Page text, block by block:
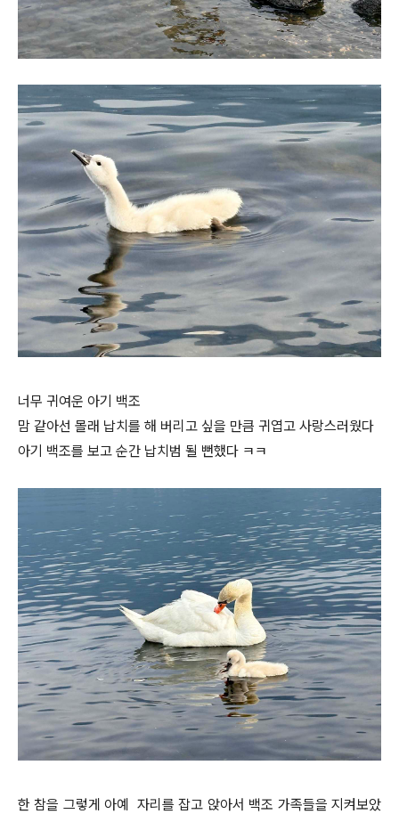
너무 귀여운 아기 백조
맘 같아선 몰래 납치를 해 버리고 싶을 만큼 귀엽고 사랑스러웠다
아기 백조를 보고 순간 납치범 될 뻔했다 ㅋㅋ
한 참을 그렇게 아예 자리를 잡고 앉아서 백조 가족들을 지켜보았